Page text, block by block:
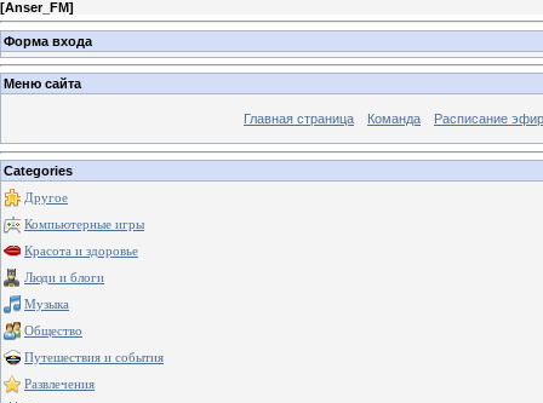
[Anser_FM]
Форма входа
Меню сайта
Главная страница Команда Расписание
Categories
Другое
Компьютерные игры
Красота и здоровье
Люди и блоги
Музыка
Общество
Путешествия и события
Развлечения